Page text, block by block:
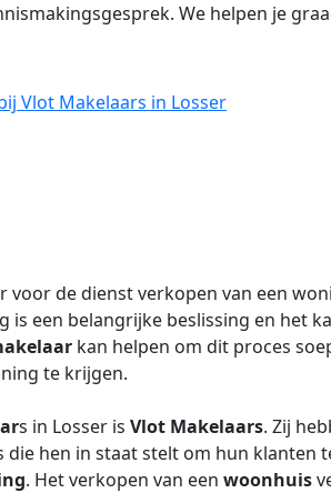
We helpen je
Vlot Makelaars in Losser
voor de dienst verkopen van een
is een belangrijke beslissing en het
kan helpen om dit proces
te krijgen.
s in Losser is Vlot Makelaars. Zij
hen in staat stelt om hun klanten
. Het verkopen van een woonhuis